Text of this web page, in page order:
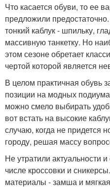
Что касается обуви, то ее
предложили
тонкий каблук - шпильку,
массивную танкетку. Но
этом сезоне обретает
чертой которой является
В целом практичная обувь
позиции на модных
можно смело выбирать
вот встать на высокие
случаю, когда не придется
городу, решая массу
Не утратили актуальности
числе кроссовки и
материалы - замша и